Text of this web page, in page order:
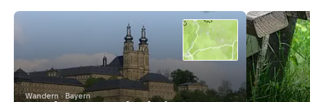
Wandern · Bayern